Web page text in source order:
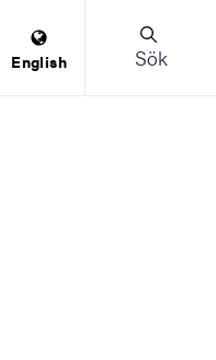
English Sök